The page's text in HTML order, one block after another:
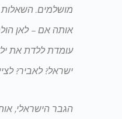
מושלמים.
אותה אם – לאן
עומדת ללדת את
ישראל? לאביר?
הגבר הישראלי,